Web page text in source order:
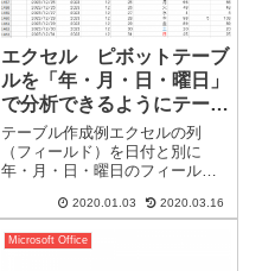
エクセル ピボットテーブ
ルを「年・月・日・曜日」
で分析できるようにテーブ
ルを作成する。
テーブル作成例エクセルの列
（フィールド）を日付と別に
年・月・日・曜日のフィールド
照セル)」月：「=MONTH(参照セ
日：「=WEEKDAY(参照セル)」
2020.01.03 2020.03.16
Microsoft Office